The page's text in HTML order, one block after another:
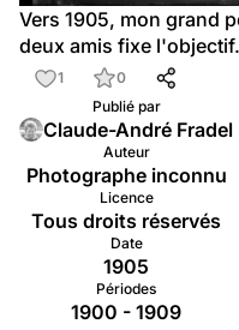
Vers 1905, mon grand
deux amis fixe
1
0
Publié par
Claude-André Fradel
Auteur
Photographe inconnu
Licence
Tous droits réservés
Date
1905
Périodes
1900 - 1909